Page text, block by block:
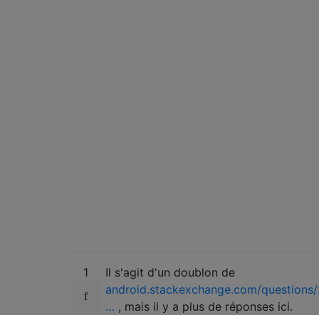
1
Il s'agit d'un doublon de
android.stackexchange.com/
… , mais il y a plus de réponses ici.